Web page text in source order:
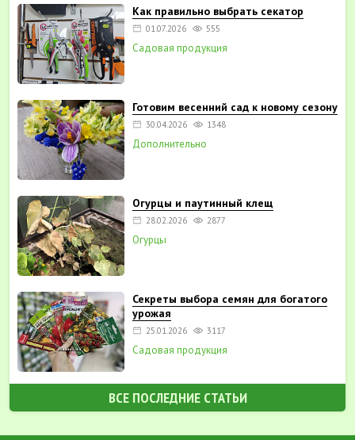
Как правильно выбрать секатор
01.07.2026 555
Садовая продукция
Готовим весенний сад к новому сезону
30.04.2026 1348
Дополнительно
Огурцы и паутинный клещ
28.02.2026 2877
Огурцы
Секреты выбора семян для богатого
урожая
25.01.2026 3117
Садовая продукция
ВСЕ ПОСЛЕДНИЕ СТАТЬИ